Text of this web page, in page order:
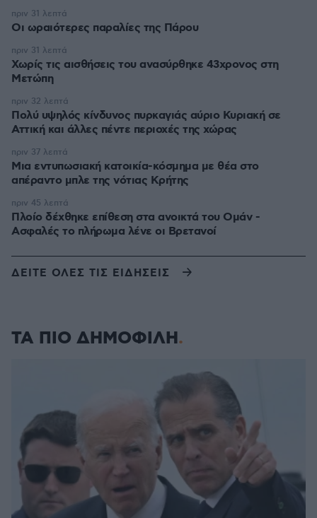
Οι ωραιότερες παραλίες της Πάρου
πριν 31 λεπτά
Χωρίς τις αισθήσεις του ανασύρθηκε 43χρονος στη
Μετώπη
πριν 31 λεπτά
Πολύ υψηλός κίνδυνος πυρκαγιάς αύριο Κυριακή σε
Αττική και άλλες πέντε περιοχές της χώρας
πριν 32 λεπτά
Μια εντυπωσιακή κατοικία-κόσμημα με θέα στο
απέραντο μπλε της νότιας Κρήτης
πριν 37 λεπτά
Πλοίο δέχθηκε επίθεση στα ανοικτά του Ομάν -
Ασφαλές το πλήρωμα λένε οι Βρετανοί
πριν 45 λεπτά
ΔΕΙΤΕ ΟΛΕΣ ΤΙΣ ΕΙΔΗΣΕΙΣ
ΤΑ ΠΙΟ ΔΗΜΟΦΙΛΗ